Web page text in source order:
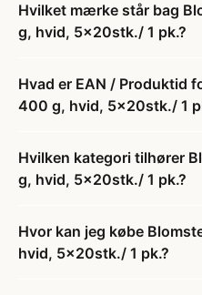
Hvilket mærke står bag
g, hvid, 5x20stk./ 1 pk.?
Hvad er EAN / Produktid
400 g, hvid, 5x20stk./ 1
Hvilken kategori tilhører
g, hvid, 5x20stk./ 1 pk.?
Hvor kan jeg købe
hvid, 5x20stk./ 1 pk.?